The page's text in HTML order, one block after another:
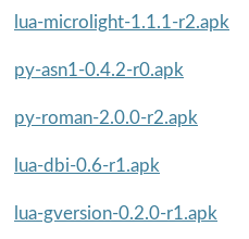
lua-microlight-1.1.1-r2.apk
py-asn1-0.4.2-r0.apk
py-roman-2.0.0-r2.apk
lua-dbi-0.6-r1.apk
lua-gversion-0.2.0-r1.apk